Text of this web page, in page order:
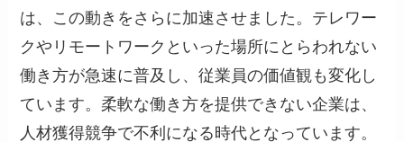
は、この動きをさらに加速させました。テレワー
クやリモートワークといった場所にとらわれない
働き方が急速に普及し、従業員の価値観も変化し
ています。柔軟な働き方を提供できない企業は、
人材獲得競争で不利になる時代となっています。